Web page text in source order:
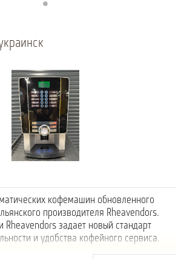
кофемашин обновленного
производителя Rheavendors.
задает новый стандарт
и удобства кофейного сервиса.